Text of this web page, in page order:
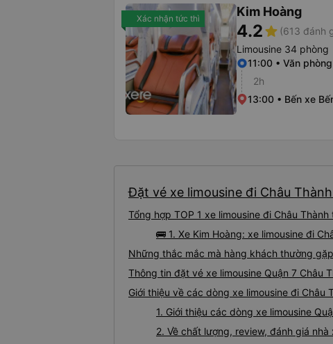
Xác nhận tức thì Kim Hoàng
4.2star (613 đánh
Limousine 34 phòng
11:00 • Văn
2h
13:00 • Bến xe
Đặt vé xe limousine đi Châu
Tổng hợp TOP 1 xe limousine đi Châu
🚌 1. Xe Kim Hoàng: xe limousine đi
Những thắc mắc mà hàng khách thường
Thông tin đặt vé xe limousine Quận 7 Châu
Giới thiệu về các dòng xe limousine đi Châu
1. Giới thiệu các dòng xe limousine
2. Về chất lượng, review, đánh giá